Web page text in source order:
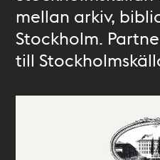
mellan arkiv,
Stockholm.
till